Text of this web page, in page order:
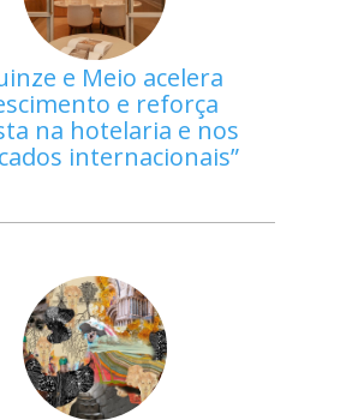
e Meio acelera
e reforça
na hotelaria e nos
internacionais